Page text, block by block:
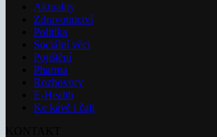
Aktuality
Zdravotnictví
Politika
Sociální věci
Pojištění
Pharma
Rozhovory
E-Health
Ke kávě i čaji